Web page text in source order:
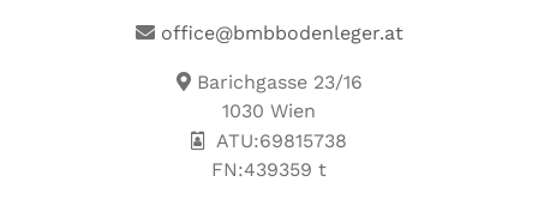
office@bmbbodenleger.at
Barichgasse 23/16
1030 Wien
ATU:69815738
FN:439359 t